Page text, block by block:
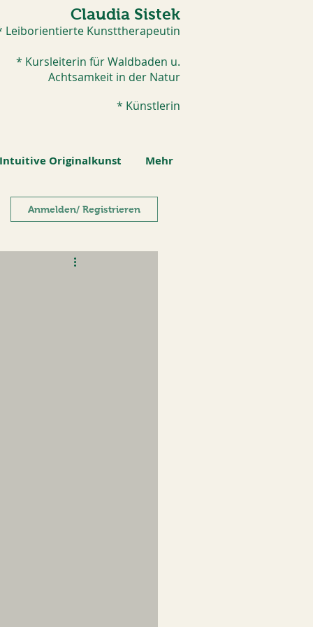
Claudia Sistek
Leiborientierte Kunsttherapeutin
* Kursleiterin für Waldbaden u.
Achtsamkeit in der Natur
* Künstlerin​
Intuitive Originalkunst Mehr
Anmelden/ Registrieren